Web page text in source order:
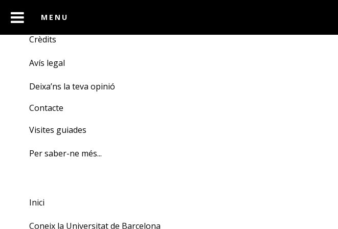
Crèdits
Avís legal
Deixa’ns la teva opinió
Contacte
Visites guiades
Per saber-ne més...
Inici
Coneix la Universitat de Barcelona